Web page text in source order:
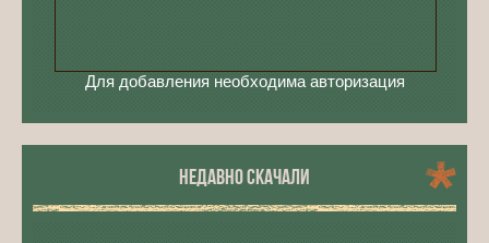
Для добавления необходима авторизация
НЕДАВНО СКАЧАЛИ